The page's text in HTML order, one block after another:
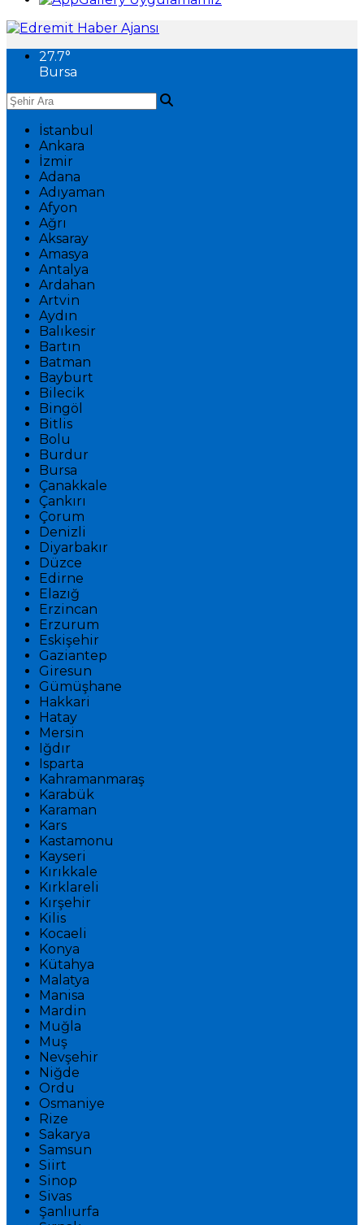
27.7°
Bursa
İstanbul
Ankara
İzmir
Adana
Adıyaman
Afyon
Ağrı
Aksaray
Amasya
Antalya
Ardahan
Artvin
Aydın
Balıkesir
Bartın
Batman
Bayburt
Bilecik
Bingöl
Bitlis
Bolu
Burdur
Bursa
Çanakkale
Çankırı
Çorum
Denizli
Diyarbakır
Düzce
Edirne
Elazığ
Erzincan
Erzurum
Eskişehir
Gaziantep
Giresun
Gümüşhane
Hakkari
Hatay
Mersin
Iğdır
Isparta
Kahramanmaraş
Karabük
Karaman
Kars
Kastamonu
Kayseri
Kırıkkale
Kırklareli
Kırşehir
Kilis
Kocaeli
Konya
Kütahya
Malatya
Manisa
Mardin
Muğla
Muş
Nevşehir
Niğde
Ordu
Osmaniye
Rize
Sakarya
Samsun
Siirt
Sinop
Sivas
Şanlıurfa